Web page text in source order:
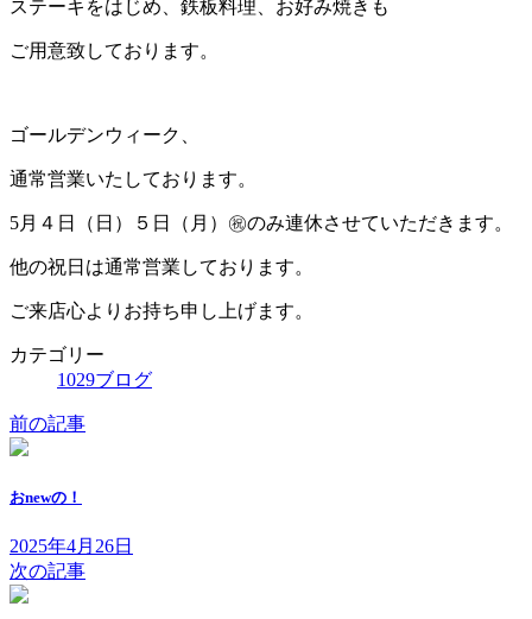
ステーキをはじめ、鉄板料理、お好み焼きも
ご用意致しております。
ゴールデンウィーク、
通常営業いたしております。
5月４日（日）５日（月）㊗️のみ連休させていただきます。
他の祝日は通常営業しております。
ご来店心よりお持ち申し上げます。
カテゴリー
1029ブログ
前の記事
おnewの！
2025年4月26日
次の記事